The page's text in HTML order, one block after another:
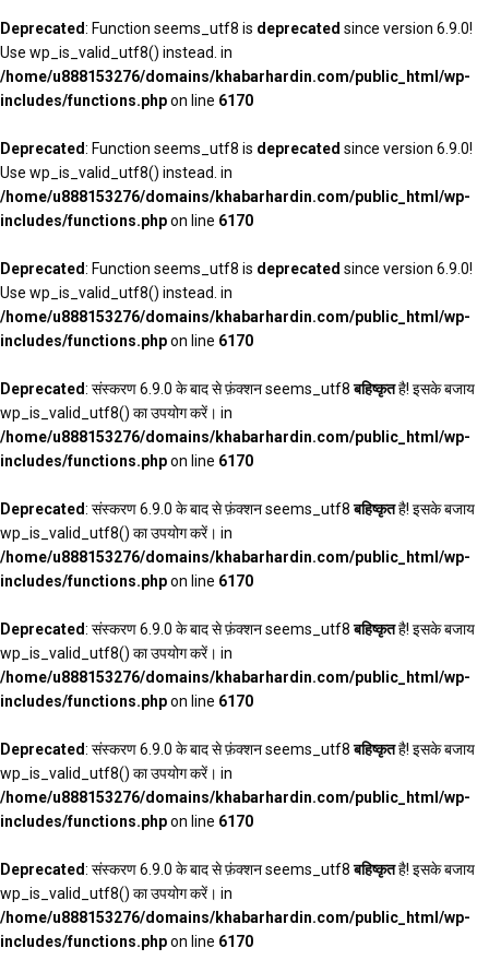
Deprecated: Function seems_utf8 is deprecated since version 6.9.0!
Use wp_is_valid_utf8() instead. in
/home/u888153276/domains/khabarhardin.com/public_html/wp-
includes/functions.phpon line 6170
Deprecated: Function seems_utf8 is deprecated since version 6.9.0!
Use wp_is_valid_utf8() instead. in
/home/u888153276/domains/khabarhardin.com/public_html/wp-
includes/functions.phpon line 6170
Deprecated: Function seems_utf8 is deprecated since version 6.9.0!
Use wp_is_valid_utf8() instead. in
/home/u888153276/domains/khabarhardin.com/public_html/wp-
includes/functions.phpon line 6170
Deprecated: संस्करण 6.9.0 के बाद से फ़ंक्शन seems_utf8बहिष्कृतहै! इसके बजाय
wp_is_valid_utf8() का उपयोग करें। in
/home/u888153276/domains/khabarhardin.com/public_html/wp-
includes/functions.phpon line 6170
Deprecated: संस्करण 6.9.0 के बाद से फ़ंक्शन seems_utf8बहिष्कृतहै! इसके बजाय
wp_is_valid_utf8() का उपयोग करें। in
/home/u888153276/domains/khabarhardin.com/public_html/wp-
includes/functions.phpon line 6170
Deprecated: संस्करण 6.9.0 के बाद से फ़ंक्शन seems_utf8बहिष्कृतहै! इसके बजाय
wp_is_valid_utf8() का उपयोग करें। in
/home/u888153276/domains/khabarhardin.com/public_html/wp-
includes/functions.phpon line 6170
Deprecated: संस्करण 6.9.0 के बाद से फ़ंक्शन seems_utf8बहिष्कृतहै! इसके बजाय
wp_is_valid_utf8() का उपयोग करें। in
/home/u888153276/domains/khabarhardin.com/public_html/wp-
includes/functions.phpon line 6170
Deprecated: संस्करण 6.9.0 के बाद से फ़ंक्शन seems_utf8बहिष्कृतहै! इसके बजाय
wp_is_valid_utf8() का उपयोग करें। in
/home/u888153276/domains/khabarhardin.com/public_html/wp-
includes/functions.phpon line 6170